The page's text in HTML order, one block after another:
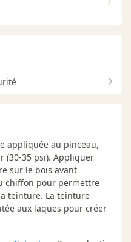
appliquée au pinceau,
(30-35 psi). Appliquer
sur le bois avant
chiffon pour permettre
teinture. La teinture
aux laques pour créer